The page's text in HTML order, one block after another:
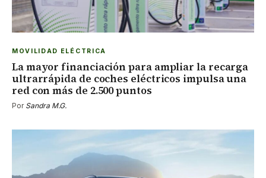
MOVILIDAD ELÉCTRICA
La mayor financiación para ampliar la recarga
ultrarrápida de coches eléctricos impulsa una
red con más de 2.500 puntos
Por Sandra M.G.